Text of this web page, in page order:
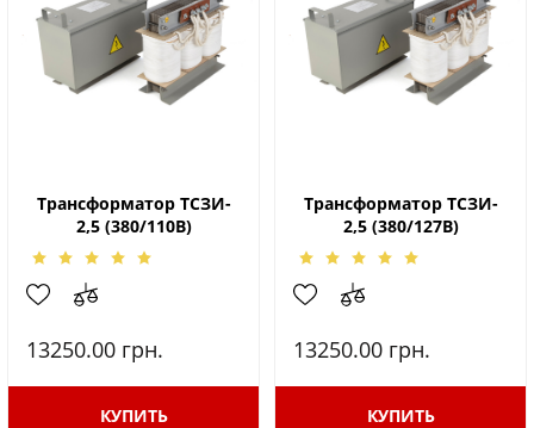
Трансформатор ТСЗИ-
2,5 (380/110В)
13250.00 грн.
КУПИТЬ
Трансформатор ТСЗИ-
2,5 (380/127В)
13250.00 грн.
КУПИТЬ